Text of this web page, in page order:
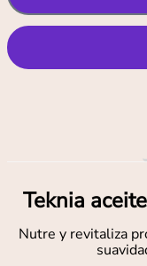
Teknia
Nutre y revitaliza